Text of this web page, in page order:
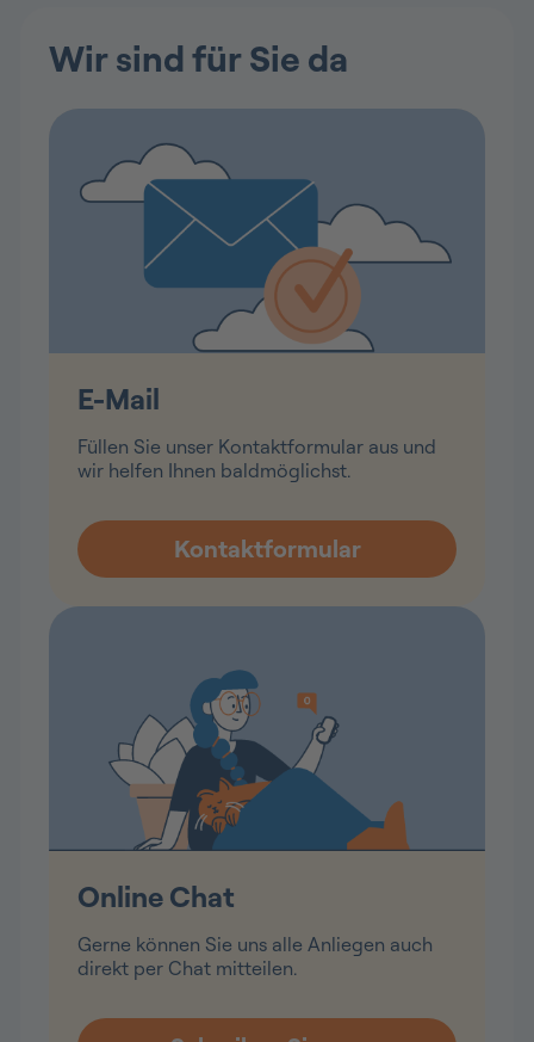
Wir sind für Sie da
E-Mail
Füllen Sie unser Kontaktformular aus und
wir helfen Ihnen baldmöglichst.
Online Chat
Gerne können Sie uns alle Anliegen auch
direkt per Chat mitteilen.